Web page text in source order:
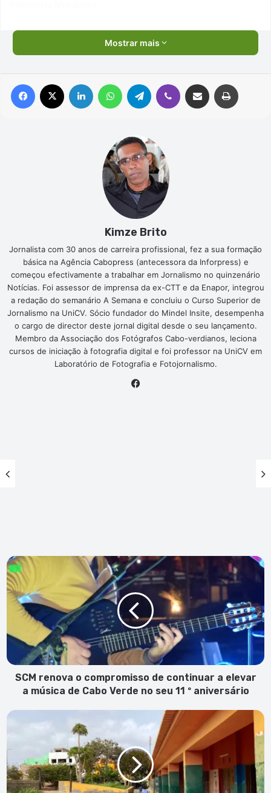
Mostrar mais
Facebook Linkedin WhatsAppTelegram Viber Compartilhar via e-mail
Kimze Brito
Jornalista com 30 anos de carreira profissional, fez a sua formação
básica na Agência Cabopress (antecessora da Inforpress) e
começou efectivamente a trabalhar em Jornalismo no quinzenário
Notícias. Foi assessor de imprensa da ex-CTT e da Enapor, integrou
a redação do semanário A Semana e concluiu o Curso Superior de
Jornalismo na UniCV. Sócio fundador do Mindel Insite, desempenha
o cargo de director deste jornal digital desde o seu lançamento.
Membro da Associação dos Fotógrafos Cabo-verdianos, leciona
cursos de iniciação à fotografia digital e foi professor na UniCV em
Laboratório de Fotografia e Fotojornalismo.
SCM
renova
o
compromisso
continuar
a
a
música
Verde
11
º
aniversário
SCM renova o compromisso de continuar a elevar
a música de Cabo Verde no seu 11 º aniversário
Alunos
Companhia"
sentem
irritação